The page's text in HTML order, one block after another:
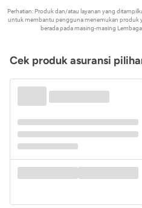
Perhatian: Produk dan/atau layanan yang
untuk membantu pengguna menemukan produk
berada pada masing-masing
Cek produk asuransi